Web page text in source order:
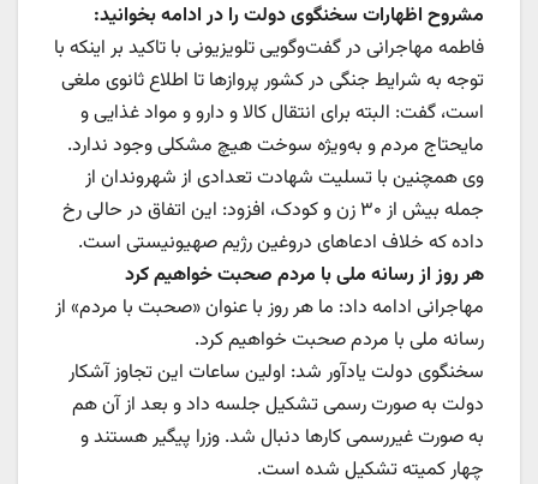
مشروح اظهارات سخنگوی دولت را در ادامه بخوانید:
فاطمه مهاجرانی در گفت‌وگویی تلویزیونی با تاکید بر اینکه با
توجه به شرایط جنگی در کشور پروازها تا اطلاع ثانوی ملغی
است، گفت: البته برای انتقال کالا و دارو و مواد غذایی‌ و
مایحتاج مردم و به‌ویژه سوخت هیچ مشکلی وجود ندارد.
وی همچنین با تسلیت شهادت تعدادی از شهروندان از
جمله بیش از ۳۰ زن و کودک، افزود: این اتفاق در حالی رخ
داده که خلاف ادعاهای دروغین رژیم صهیونیستی است.
هر روز از رسانه ملی با مردم صحبت خواهیم کرد
مهاجرانی ادامه داد: ما هر روز با عنوان «صحبت با مردم» از
رسانه ملی با مردم صحبت خواهیم کرد.
سخنگوی دولت یادآور شد: اولین ساعات این تجاوز آشکار
دولت به صورت رسمی تشکیل جلسه داد و بعد از آن هم
به صورت غیررسمی کارها دنبال شد. وزرا پیگیر هستند و
چهار کمیته تشکیل شده است.